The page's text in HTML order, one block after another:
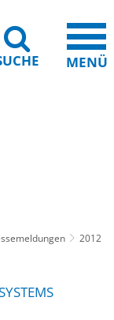
MENÜ
2012